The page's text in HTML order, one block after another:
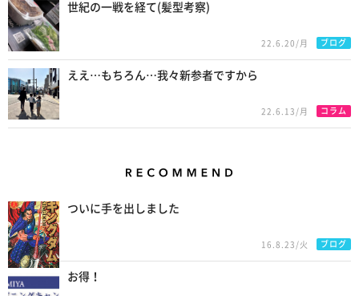
世紀の一戦を経て(髪型考察)
22.6.20/月 ブログ
ええ…もちろん…我々新参者ですから
22.6.13/月 コラム
ついに手を出しました
16.8.23/火 ブログ
お得！